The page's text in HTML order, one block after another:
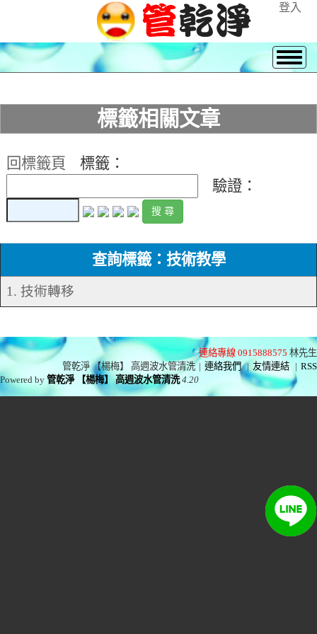
登入
標籤相關文章
回標籤頁
標籤：
驗證：
查詢標籤：技術教學
1. 技術轉移
連絡專線 0915888575 林先生
管乾淨 【楊梅】 高週波水管清洗 | 連絡我們 | 友情連結 | RSS
Powered by管乾淨 【楊梅】 高週波水管清洗 4.20